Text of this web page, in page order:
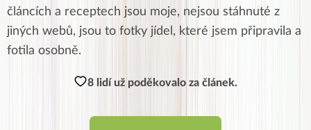
článcích a receptech jsou moje, nejsou stáhnuté z
jiných webů, jsou to fotky jídel, které jsem připravila a
fotila osobně.
8 lidí už poděkovalo za článek.